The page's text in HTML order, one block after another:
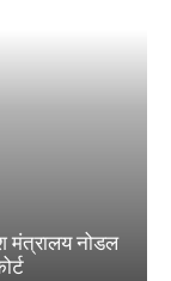
मंत्रालय नोडल